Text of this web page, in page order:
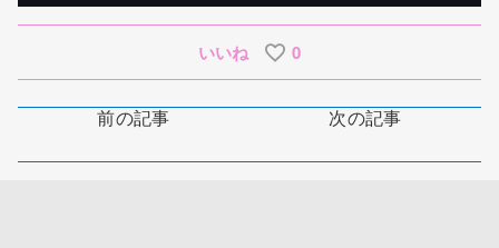
いいね 0
前の記事 次の記事